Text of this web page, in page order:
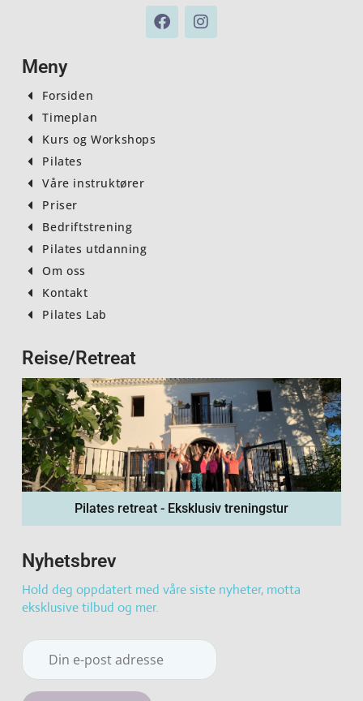
F
a
I
n
Meny
Forsiden
Timeplan
Kurs og Workshops
Pilates
Våre instruktører
Priser
Bedriftstrening
Pilates utdanning
Om oss
Kontakt
Pilates Lab
Reise/Retreat
Pilates retreat - Eksklusiv treningstur
Nyhetsbrev
Hold deg oppdatert med våre siste nyheter, motta
eksklusive tilbud og mer.